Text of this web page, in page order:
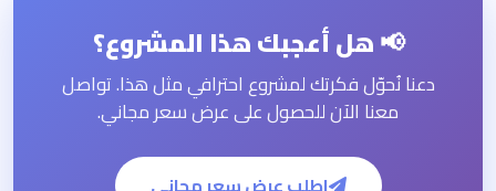
📢 هل أعجبك هذا المشروع؟
دعنا نُحوّل فكرتك لمشروع احترافي مثل هذا. تواصل
معنا الآن للحصول على عرض سعر مجاني.